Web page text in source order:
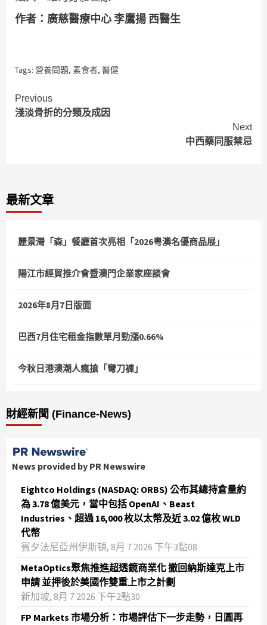
作者：廣慈醫療中心 李鷹揚 西醫生
Tags: 營養問題, 素食者, 醫健
Continue
Reading
Previous
淺淡骨折的分類及成因
Next
中西藥同服禁忌
最新文章
麗景灣「森」餐廳首次亮相「2026粵澳名優商品展」
陽江市經貿推介會暨澳門企業家座談會
2026年8月7日版面
巴西7月住宅租金指數單月勁漲0.66%
今秋日港澳潮人瘋搶「彎刀褲」
財經新聞 (Finance-News)
News provided by PR Newswire
Eightco Holdings (NASDAQ: ORBS) 公布其總持倉量約
為 3.78 億美元，當中包括 OpenAI、Beast
Industries、超過 16,000 枚以太幣及近 3.02 億枚 WLD
代幣
賓夕法尼亞州伊斯頓, 8月 7 2026 下午3點08
MetaOptics聚焦推進超透鏡商業化 撤回納斯達克上市
申請 並押後於美國作雙重上市之計劃
新加坡, 8月 7 2026 下午2點30
FP Markets 市場分析：市場評估下一步走勢，日圓再